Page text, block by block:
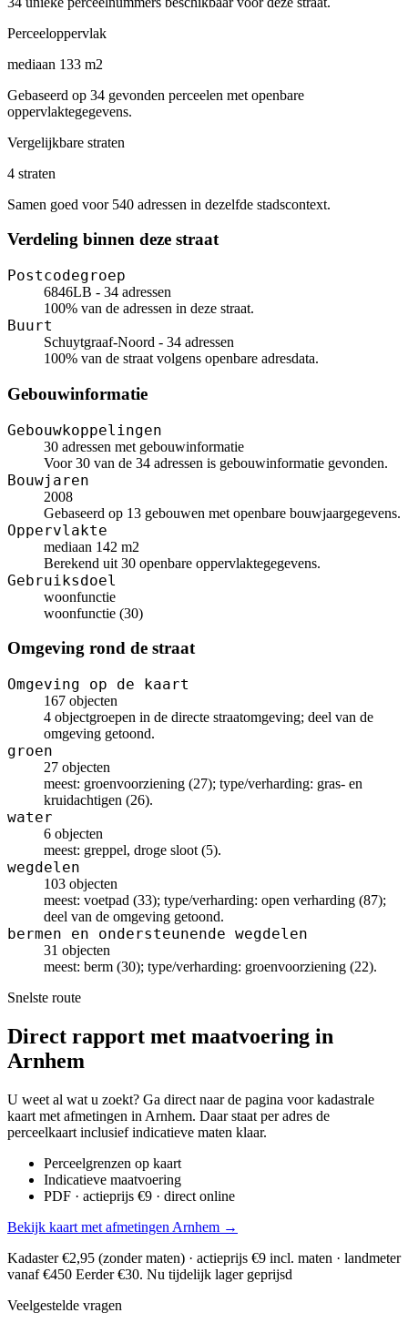
Perceeloppervlak
mediaan 133 m2
Gebaseerd op 34 gevonden perceelen met openbare
oppervlaktegegevens.
Vergelijkbare straten
4 straten
Samen goed voor 540 adressen in dezelfde stadscontext.
Verdeling binnen deze straat
Postcodegroep
6846LB - 34 adressen
100% van de adressen in deze straat.
Buurt
Schuytgraaf-Noord - 34 adressen
100% van de straat volgens openbare adresdata.
Gebouwinformatie
Gebouwkoppelingen
30 adressen met gebouwinformatie
Voor 30 van de 34 adressen is gebouwinformatie gevonden.
Bouwjaren
2008
Gebaseerd op 13 gebouwen met openbare bouwjaargegevens.
Oppervlakte
mediaan 142 m2
Berekend uit 30 openbare oppervlaktegegevens.
Gebruiksdoel
woonfunctie
woonfunctie (30)
Omgeving rond de straat
Omgeving op de kaart
167 objecten
4 objectgroepen in de directe straatomgeving; deel van de
omgeving getoond.
groen
27 objecten
meest: groenvoorziening (27); type/verharding: gras- en
kruidachtigen (26).
water
6 objecten
meest: greppel, droge sloot (5).
wegdelen
103 objecten
meest: voetpad (33); type/verharding: open verharding (87);
deel van de omgeving getoond.
bermen en ondersteunende wegdelen
31 objecten
meest: berm (30); type/verharding: groenvoorziening (22).
Snelste route
Direct rapport met maatvoering in
Arnhem
U weet al wat u zoekt? Ga direct naar de pagina voor kadastrale
kaart met afmetingen in Arnhem. Daar staat per adres de
perceelkaart inclusief indicatieve maten klaar.
Perceelgrenzen op kaart
Indicatieve maatvoering
PDF · actieprijs €9 · direct online
Bekijk kaart met afmetingen Arnhem →
Kadaster €2,95 (zonder maten) · actieprijs €9 incl. maten · landmeter
vanaf €450 Eerder €30. Nu tijdelijk lager geprijsd
Veelgestelde vragen